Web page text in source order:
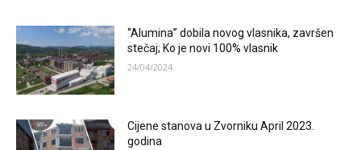
“Alumina” dobila novog vlasnika, završen
stečaj; Ko je novi 100% vlasnik
24/04/2024
Cijene stanova u Zvorniku April 2023.
godina